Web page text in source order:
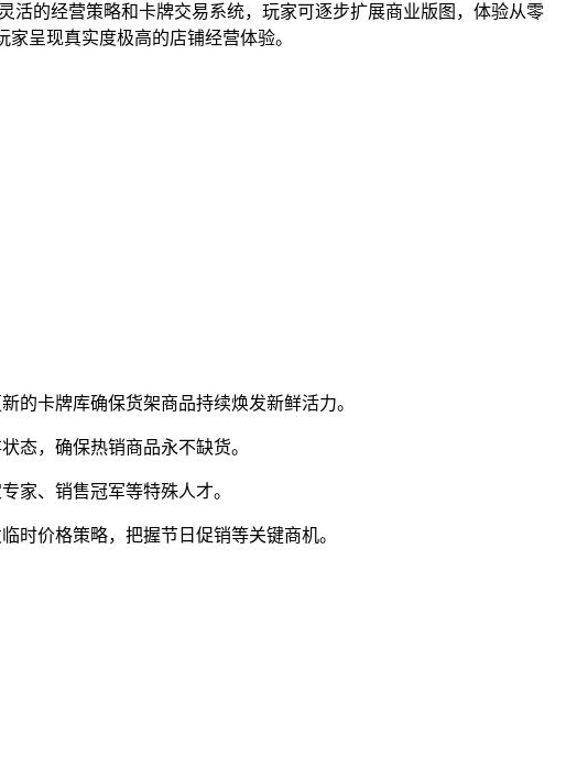
活的经营策略和卡牌交易系统，玩家可逐步扩展商业版图，体验从零
呈现真实度极高的店铺经营体验。
的卡牌库确保货架商品持续焕发新鲜活力。
态，确保热销商品永不缺货。
家、销售冠军等特殊人才。
时价格策略，把握节日促销等关键商机。